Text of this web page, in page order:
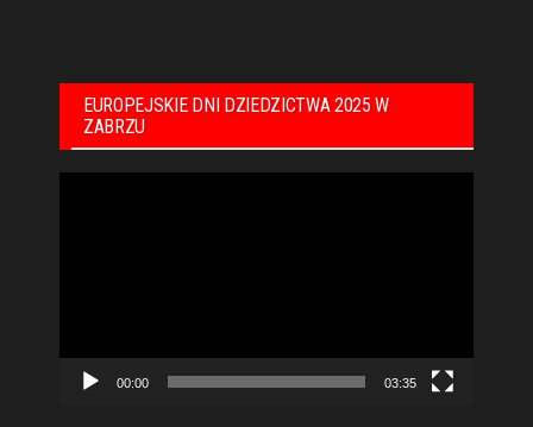
EUROPEJSKIE DNI DZIEDZICTWA 2025 W
ZABRZU
00:00 03:35